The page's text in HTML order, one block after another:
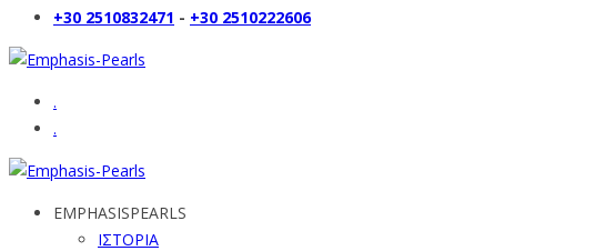
+30 2510832471 - +30 2510222606
.
.
EMPHASISPEARLS
ΙΣΤΟΡΙΑ